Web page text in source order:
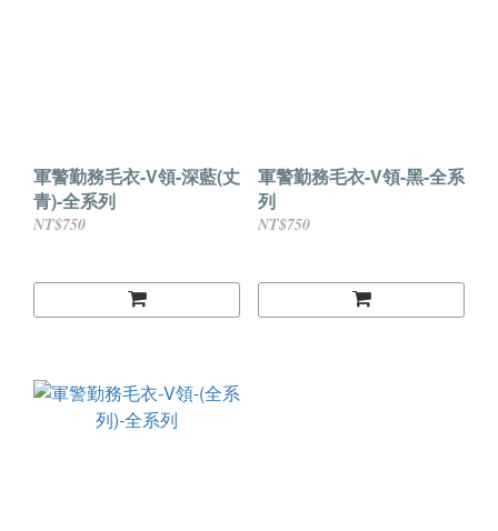
軍警勤務毛衣-V領-深藍(丈
青)-全系列
NT$750
軍警勤務毛衣-V領-黑-全系
列
NT$750